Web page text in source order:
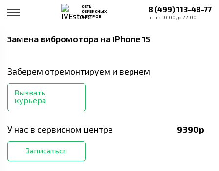
СЕТЬ
СЕРВИСНЫХ
ЦЕНТРОВ
8 (499) 113-48-77
пн-вс 10:00 до 22:00
Замена вибромотора на iPhone 15
Заберем отремонтируем и вернем
Вызвать
курьера
У нас в сервисном центре 9390р
Записаться